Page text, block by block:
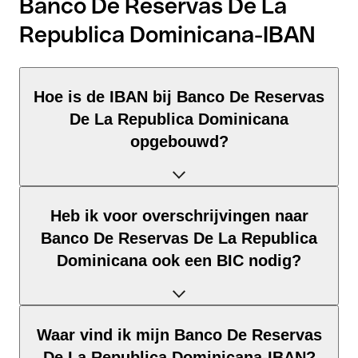
Banco De Reservas De La
Republica Dominicana-IBAN
Hoe is de IBAN bij Banco De Reservas
De La Republica Dominicana
opgebouwd?
tekens en is opgebouwd uit drie elementen:
Landcode (positie 1–2): Dominicaanse Republiek
identificeert Dominicaanse Republiek volgens ISO 3166-1.
Controlegetal (positie 3–4): Berekend via de modulo-97-
BBAN (positie 5–28): De nationale rekeningidentificatie –
opbouw en lengte zijn vastgelegd door de standaard van
Heb ik voor overschrijvingen naar
Banco De Reservas De La Republica
Dominicana ook een BIC nodig?
Binnen SEPA: Nee. Voor alle euro-overschrijvingen binnen
Waar vind ik mijn Banco De Reservas